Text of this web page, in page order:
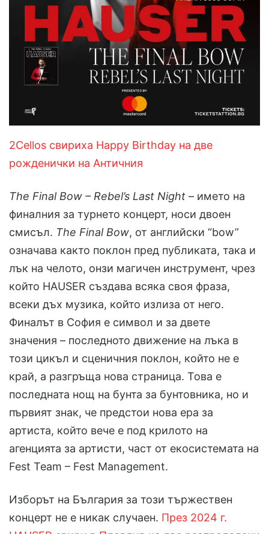
2Cellos свириха Happy Birthday на две
рожденички на Античния
The Final Bow – Rebel’s Last Night – името на
финалния за турнето концерт, носи двоен
смисъл. The Final Bow, от английски “bow”
означава както поклон пред публиката, така и
лък на челото, онзи магичен инструмент, чрез
който HAUSER създава всяка своя фраза,
всеки дъх музика, който излиза от него.
Финалът в София е символ и за двете
значения – последното движение на лъка в
този цикъл и сценичния поклон, който не е
край, а разгръща нова страница. Това е
последната нощ на бунта за бунтовника, но и
първият знак, че предстои нова ера за
артиста, който вече е под крилото на
агенцията за артисти, част от екосистемата на
Fest Team – Fest Management.
Изборът на България за този тържествен
концерт не е никак случаен. През 2024 г.